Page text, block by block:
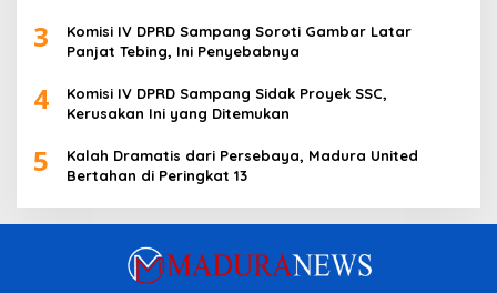
3
Komisi IV DPRD Sampang Soroti Gambar Latar
Panjat Tebing, Ini Penyebabnya
4
Komisi IV DPRD Sampang Sidak Proyek SSC,
Kerusakan Ini yang Ditemukan
5
Kalah Dramatis dari Persebaya, Madura United
Bertahan di Peringkat 13